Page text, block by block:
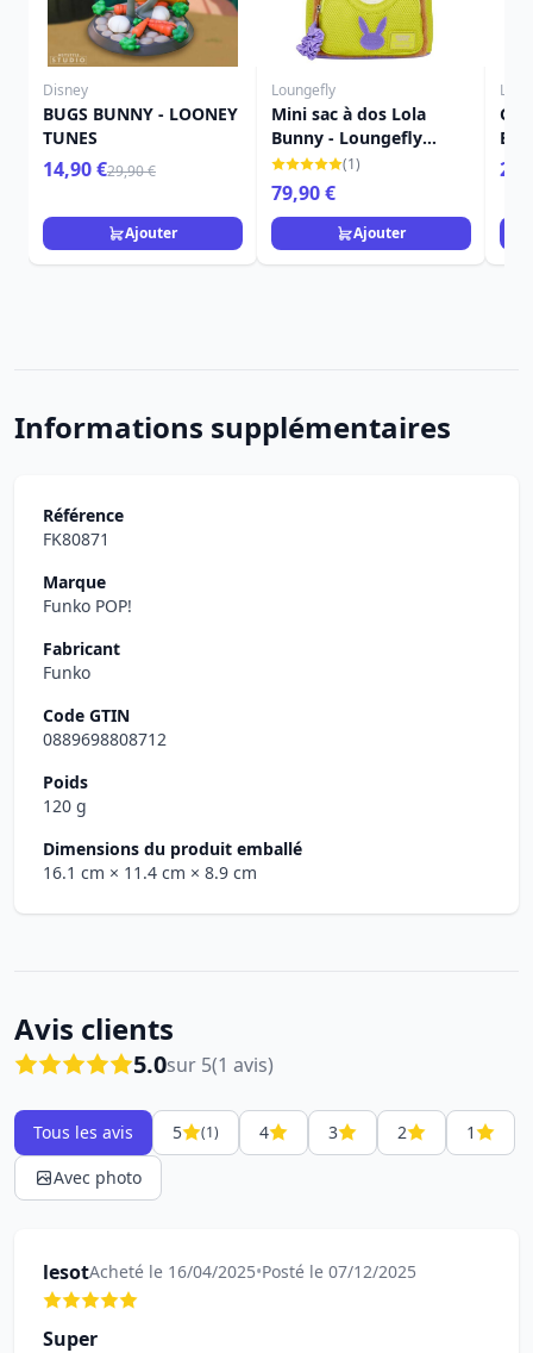
Disney
BUGS BUNNY - LOONEY
TUNES
14,90 €29,90 €
Ajouter
Loungefly
Mini sac à dos Lola
Bunny - Loungefly
Looney Tunes
(1)
79,90 €
Ajouter
Informations supplémentaires
Référence
FK80871
Marque
Funko POP!
Fabricant
Funko
Code GTIN
0889698808712
Poids
120 g
Dimensions du produit emballé
16.1 cm × 11.4 cm × 8.9 cm
Avis clients
5.0sur 5(1 avis)
Tous les avis 5 (1) 4 3 2
1
Avec photo
lesotAcheté le 16/04/2025•Posté le 07/12/2025
Super